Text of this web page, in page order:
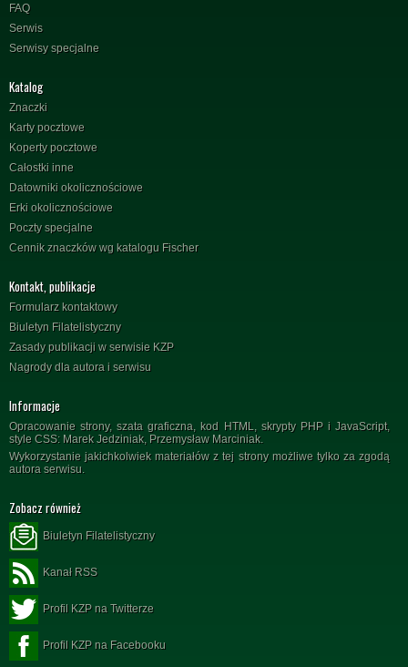
FAQ
Serwis
Serwisy specjalne
Katalog
Znaczki
Karty pocztowe
Koperty pocztowe
Całostki inne
Datowniki okolicznościowe
Erki okolicznościowe
Poczty specjalne
Cennik znaczków wg katalogu Fischer
Kontakt, publikacje
Formularz kontaktowy
Biuletyn Filatelistyczny
Zasady publikacji w serwisie KZP
Nagrody dla autora i serwisu
Informacje
Opracowanie strony, szata graficzna, kod HTML, skrypty PHP i JavaScript,
style CSS: Marek Jedziniak, Przemysław Marciniak.
Wykorzystanie jakichkolwiek materiałów z tej strony możliwe tylko za zgodą
autora serwisu.
Zobacz również
Biuletyn Filatelistyczny
Kanał RSS
Profil KZP na Twitterze
Profil KZP na Facebooku